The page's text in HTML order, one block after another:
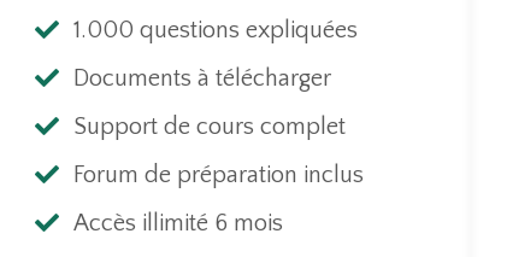
1.000 questions expliquées
Documents à télécharger
Support de cours complet
Forum de préparation inclus
Accès illimité 6 mois